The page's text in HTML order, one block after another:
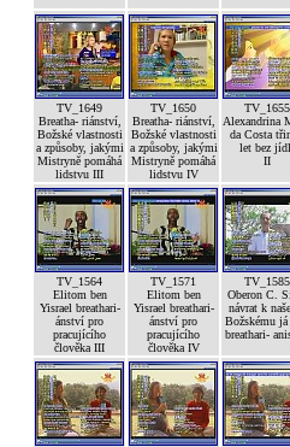
TV_1649
Breatha- riánství,
Božské vlastnosti
a způsoby, jakými
Mistryně pomáhá
lidstvu III
TV_1650
Breatha- riánství,
Božské vlastnosti
a způsoby, jakými
Mistryně pomáhá
lidstvu IV
TV_1655
Alexandrina
da Costa
let bez
II
TV_1564
Elitom ben
Yisrael breathari-
ánství pro
pracujícího
člověka III
TV_1571
Elitom ben
Yisrael breathari-
ánství pro
pracujícího
člověka IV
TV_1585
Oberon C.
návrat k
Božskému já
breathari-